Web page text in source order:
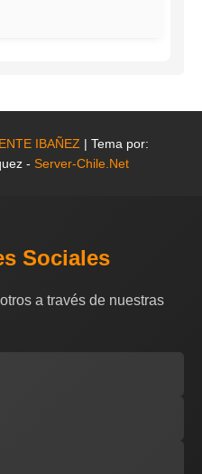
IBAÑEZ | Tema por:
- Server-Chile.Net
Sociales
a través de nuestras